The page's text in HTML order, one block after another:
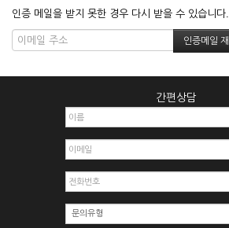
인증 메일을 받지 못한 경우 다시 받을 수 있습니다.
간편상담